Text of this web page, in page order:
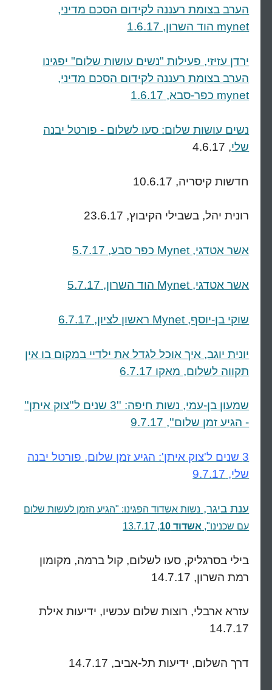
הערב בצומת רעננה לקידום הסכם מדיני,
mynet הוד השרון, 1.6.17
ירדן עזיזי, פעילות "נשים עושות שלום" יפגינו
הערב בצומת רעננה לקידום הסכם מדיני,
mynet כפר-סבא, 1.6.17
נשים עושות שלום: סעו לשלום - פורטל יבנה
שלי, 4.6.17
חדשות קיסריה, 10.6.17
רונית יהל, בשבילי הקיבוץ, 23.6.17
אשר אטדגי, Mynet כפר סבע, 5.7.17
אשר אטדגי, Mynet הוד השרון, 5.7.17
שוקי בן-יוסף, Mynet ראשון לציון, 6.7.17
יונית יוגב, איך אוכל לגדל את ילדיי במקום בו אין
תקווה לשלום, מאקו 6.7.17
שמעון בן-עמי, נשות חיפה: ''3 שנים ל''צוק איתן''
- הגיע זמן שלום'', 9.7.17
3 שנים ל'צוק איתן': הגיע זמן שלום, פורטל יבנה
שלי, 9.7.17
ענת ביגר,נשות אשדוד הפגינו: "הגיע הזמן לעשות שלום
עם שכנינו",אשדוד 10 , 13.7.17
בילי בסרגליק, סעו לשלום, קול ברמה, מקומון
רמת השרון, 14.7.17
עזרא ארבלי, רוצות שלום עכשיו, ידיעות אילת
14.7.17
דרך השלום, ידיעות תל-אביב, 14.7.17